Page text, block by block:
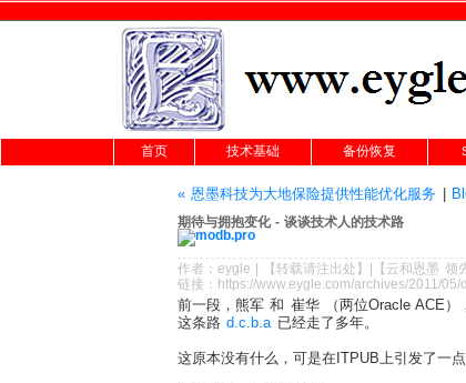
首页 技术基础 备份恢复
« 恩墨科技为大地保险提供性能优化服务
期待与拥抱变化 - 谈谈技术人的技术路
作者： eygle 【转载请注出处 】|【 云和恩墨 领
链接： https://www.eygle.com/archives/2011/
前一段，熊军 和 崔华 （两位Oracle ACE）
这条路d.c.b.a 已经走了多年。
这原本没有什么，可是在ITPUB上引发了一